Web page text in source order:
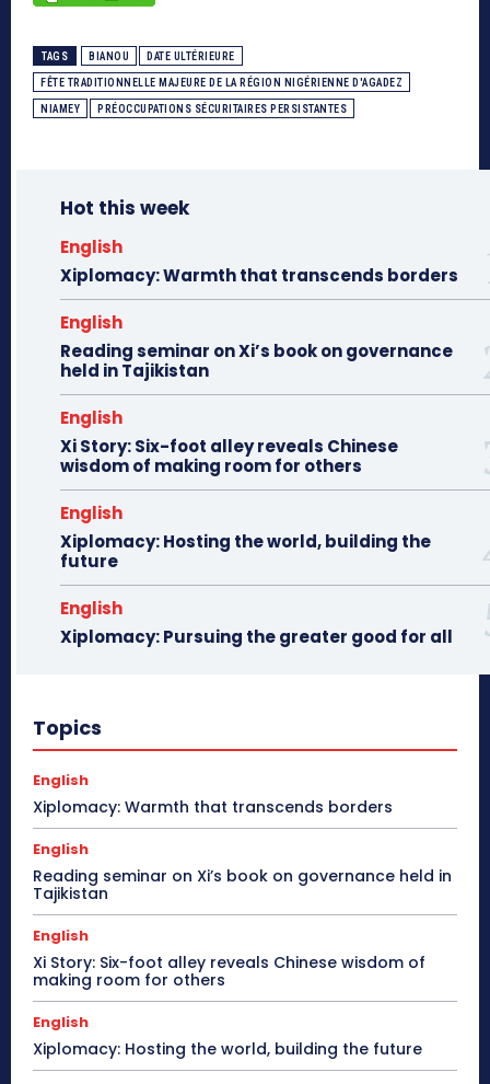
TAGS BIANOU DATE ULTÉRIEURE
FÊTE TRADITIONNELLE MAJEURE DE LA RÉGION NIGÉRIENNE D'AGADEZ
NIAMEY PRÉOCCUPATIONS SÉCURITAIRES PERSISTANTES
Hot this week
English
Xiplomacy: Warmth that transcends borders
English
Reading seminar on Xi’s book on governance
held in Tajikistan
English
Xi Story: Six-foot alley reveals Chinese
wisdom of making room for others
English
Xiplomacy: Hosting the world, building the
future
English
Xiplomacy: Pursuing the greater good for all
Topics
English
Xiplomacy: Warmth that transcends borders
English
Reading seminar on Xi’s book on governance held in
Tajikistan
English
Xi Story: Six-foot alley reveals Chinese wisdom of
making room for others
English
Xiplomacy: Hosting the world, building the future